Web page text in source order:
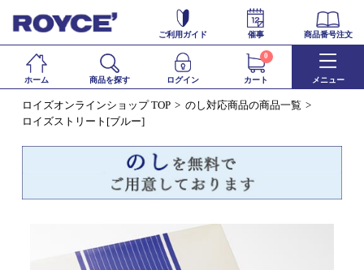
ご利用ガイド 催事 商品番号注文
ホーム 商品を探す ログイン カート
0
メニュー
ロイズオンラインショップ TOP
のし対応商品の商品一覧
ロイズストリート[ブルー]